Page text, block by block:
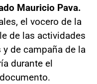
Mauricio Pava.
el vocero de la
de las actividades
de campaña de la
durante el